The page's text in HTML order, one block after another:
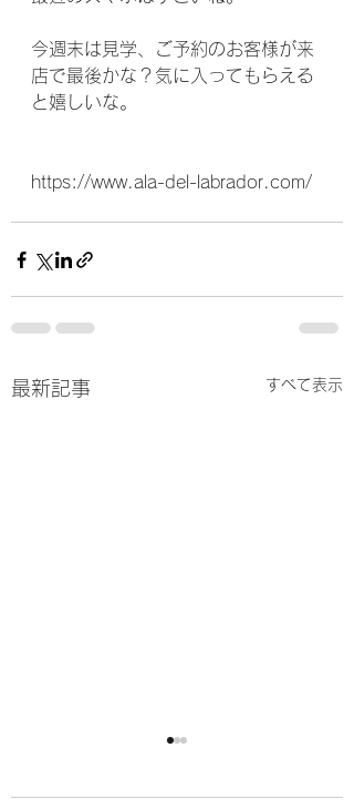
今週末は見学、ご予約のお客様が来
店で最後かな？気に入ってもらえる
と嬉しいな。
https://www.ala-del-labrador.com/
最新記事 すべて表示